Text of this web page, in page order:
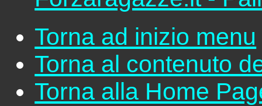
Torna ad inizio menu
Torna al contenuto
Torna alla Home